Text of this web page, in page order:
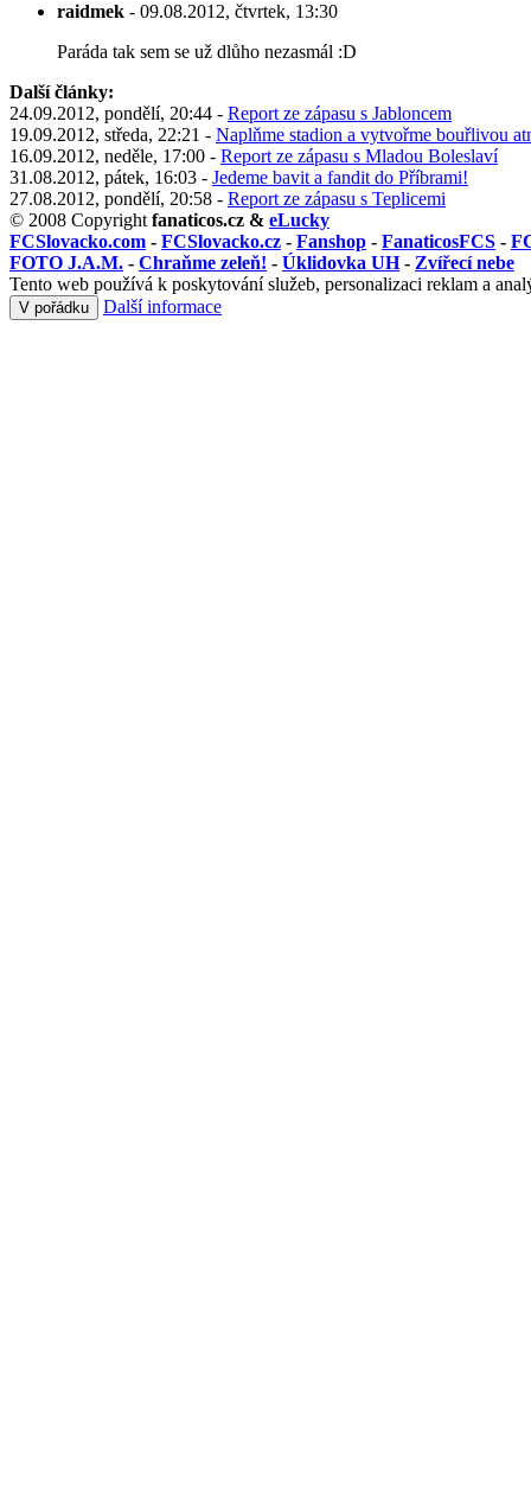
raidmek - 09.08.2012, čtvrtek, 13:30
Paráda tak sem se už dlůho nezasmál :D
Další články:
24.09.2012, pondělí, 20:44 - Report ze zápasu s Jabloncem
19.09.2012, středa, 22:21 - Naplňme stadion a vytvořme bouřlivou
16.09.2012, neděle, 17:00 - Report ze zápasu s Mladou Boleslaví
31.08.2012, pátek, 16:03 - Jedeme bavit a fandit do Příbrami!
27.08.2012, pondělí, 20:58 - Report ze zápasu s Teplicemi
© 2008 Copyright fanaticos.cz & eLucky
FCSlovacko.com - FCSlovacko.cz - Fanshop - FanaticosFCS -
FOTO J.A.M. - Chraňme zeleň! - Úklidovka UH- Zvířecí nebe
Tento web používá k poskytování služeb, personalizaci reklam a
V pořádku Další informace